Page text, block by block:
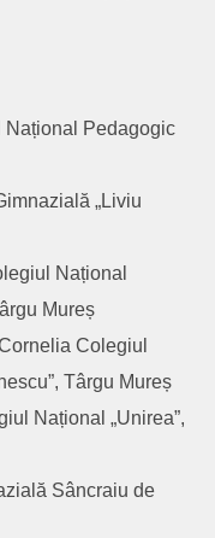
Pedagogic
„Liviu
Național
Mureș
Colegiul
Târgu Mureș
Național „Unirea”,
Sâncraiu de